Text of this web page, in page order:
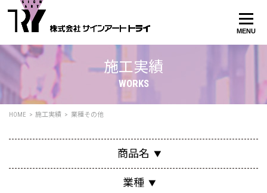
MENU
施工実績
WORKS
HOME 施工実績 業種その他
商品名
業種